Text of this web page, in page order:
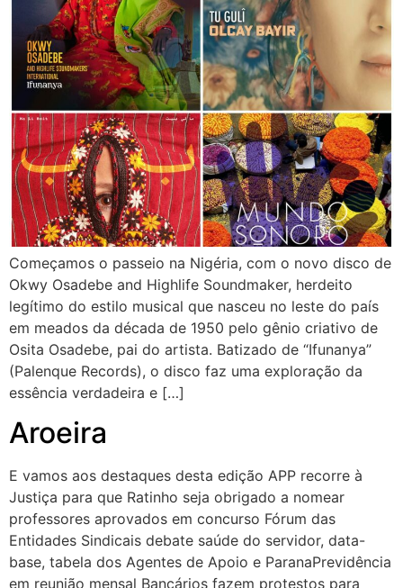
Começamos o passeio na Nigéria, com o novo disco de
Okwy Osadebe and Highlife Soundmaker, herdeito
legítimo do estilo musical que nasceu no leste do país
em meados da década de 1950 pelo gênio criativo de
Osita Osadebe, pai do artista. Batizado de “Ifunanya”
(Palenque Records), o disco faz uma exploração da
essência verdadeira e […]
Aroeira
E vamos aos destaques desta edição APP recorre à
Justiça para que Ratinho seja obrigado a nomear
professores aprovados em concurso Fórum das
Entidades Sindicais debate saúde do servidor, data-
base, tabela dos Agentes de Apoio e ParanaPrevidência
em reunião mensal Bancários fazem protestos para